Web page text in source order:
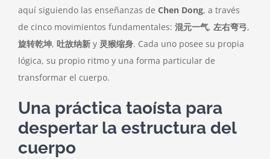
aquí siguiendo las enseñanzas de Chen Dong, a través
de cinco movimientos fundamentales: 混元一气, 左右弯弓,
旋转乾坤, 吐故纳新y 灵猴缩身. Cada uno posee su propia
lógica, su propio ritmo y una forma particular de
transformar el cuerpo.
Una práctica taoísta para
despertar la estructura del
cuerpo